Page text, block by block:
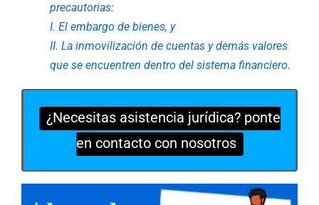
precautorias:
I. El embargo de bienes, y
II. La inmovilización de cuentas y demás valores
que se encuentren dentro del sistema financiero.
¿Necesitas asistencia jurídica? ponte
en contacto con nosotros